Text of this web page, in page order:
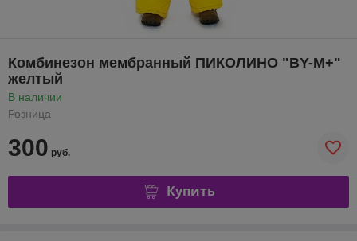
Комбинезон мембранный ПИКОЛИНО "BY-М+"
желтый
В наличии
Розница
300 руб.
Купить